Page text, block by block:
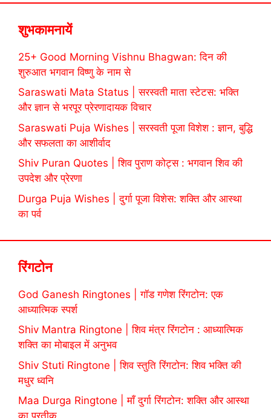
शुभकामनायें
25+ Good Morning Vishnu Bhagwan: दिन की
शुरुआत भगवान विष्णु के नाम से
Saraswati Mata Status | सरस्वती माता स्टेटस: भक्ति
और ज्ञान से भरपूर प्रेरणादायक विचार
Saraswati Puja Wishes | सरस्वती पूजा विशेश : ज्ञान, बुद्धि
और सफलता का आशीर्वाद
Shiv Puran Quotes | शिव पुराण कोट्स : भगवान शिव की
उपदेश और प्रेरणा
Durga Puja Wishes | दुर्गा पूजा विशेस: शक्ति और आस्था
का पर्व
रिंगटोन
God Ganesh Ringtones | गॉड गणेश रिंगटोन: एक
आध्यात्मिक स्पर्श
Shiv Mantra Ringtone | शिव मंत्र रिंगटोन : आध्यात्मिक
शक्ति का मोबाइल में अनुभव
Shiv Stuti Ringtone | शिव स्तुति रिंगटोन: शिव भक्ति की
मधुर ध्वनि
Maa Durga Ringtone | माँ दुर्गा रिंगटोन: शक्ति और आस्था